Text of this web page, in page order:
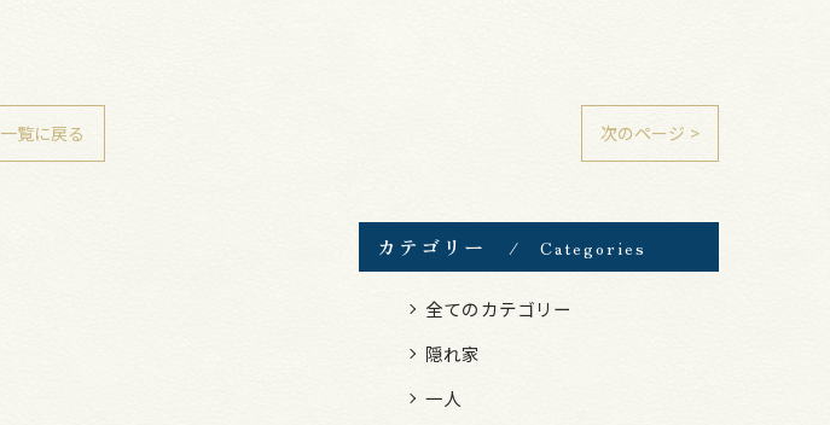
一覧に戻る 次のページ >
カテゴリー Categories
全てのカテゴリー
隠れ家
一人